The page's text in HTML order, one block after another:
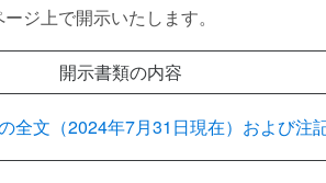
ジ上で開示いたします。
開示書類の内容
全文（2024年7月31日現在）および注